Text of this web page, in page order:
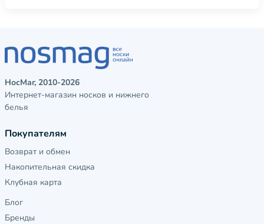
НосМаг, 2010-2026
Интернет-магазин носков и нижнего
белья
Покупателям
Возврат и обмен
Накопительная скидка
Клубная карта
Блог
Бренды